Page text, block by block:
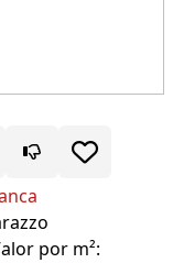
por m²: